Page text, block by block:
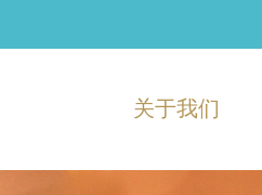
关于我们